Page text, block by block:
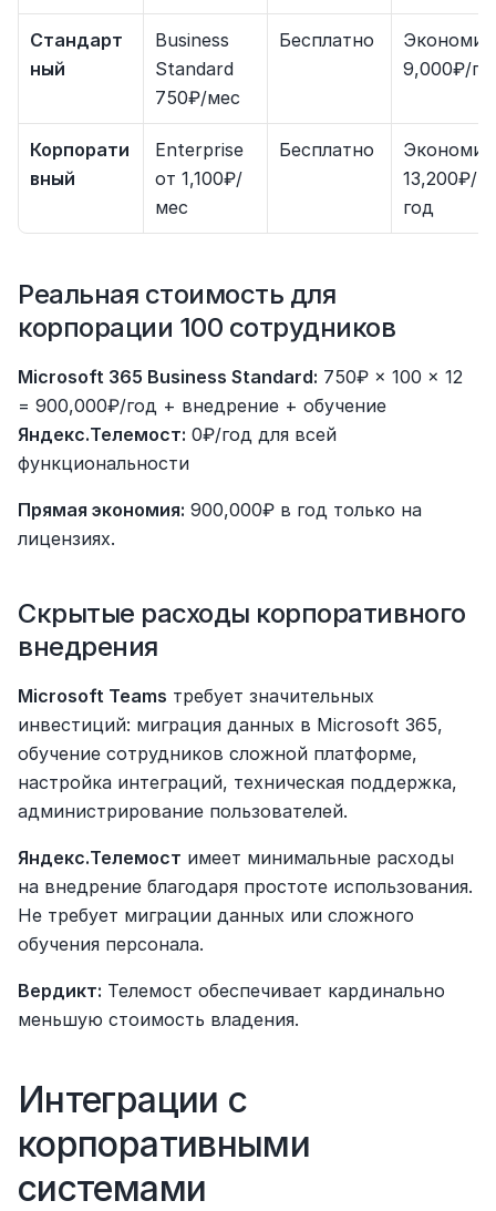
Стандарт
ный
Business
Standard
750₽/мес
Бесплатно
Экономия
9,000₽/
Корпорати
вный
Enterprise
от 1,100₽/
мес
Бесплатно
Экономия
13,200₽/
год
Реальная стоимость для
корпорации 100 сотрудников
Microsoft 365 Business Standard: 750₽ × 100 × 12
Яндекс.Телемост: 0₽/год для всей
функциональности
Прямая экономия: 900,000₽ в год только на
лицензиях.
Скрытые расходы корпоративного
внедрения
Microsoft Teams требует значительных
инвестиций: миграция данных в Microsoft 365,
обучение сотрудников сложной платформе,
настройка интеграций, техническая поддержка,
администрирование пользователей.
Яндекс.Телемост имеет минимальные расходы
на внедрение благодаря простоте использования.
Не требует миграции данных или сложного
обучения персонала.
Вердикт: Телемост обеспечивает кардинально
меньшую стоимость владения.
Интеграции с
корпоративными
системами